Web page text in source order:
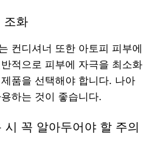
조화
컨디셔너 또한 아토피 피부에
적으로 피부에 자극을 최소화
품을 선택해야 합니다. 나아
하는 것이 좋습니다.
시 꼭 알아두어야 할 주의